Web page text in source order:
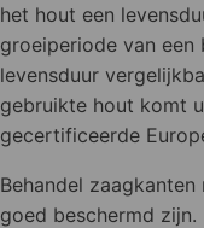
het hout een
groeiperiode van
levensduur
gebruikte hout komt
gecertificeerde
Behandel zaagkanten
goed beschermd zijn.